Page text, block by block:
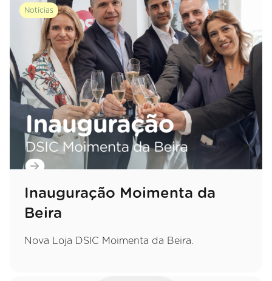
Notícias
Inauguração Moimenta da
Beira
Nova Loja DSIC Moimenta da Beira.